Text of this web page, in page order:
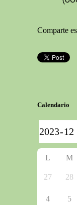
Comparte
Calendario
L M
27 28
4 5